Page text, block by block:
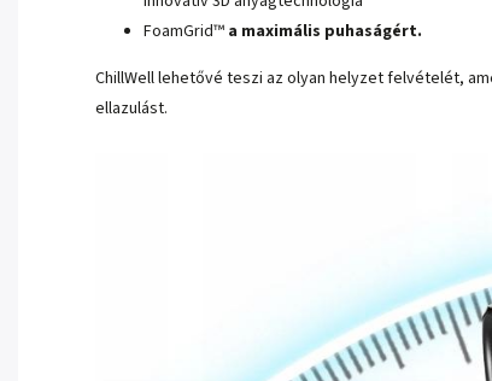
FoamGrid™ a maximális puhaságért.
ChillWell lehetővé teszi az olyan helyzet felvételét,
ellazulást.